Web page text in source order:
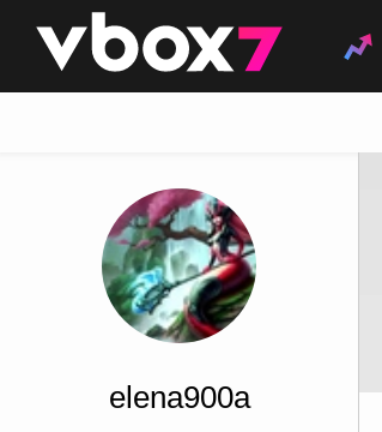
👾
elena900a